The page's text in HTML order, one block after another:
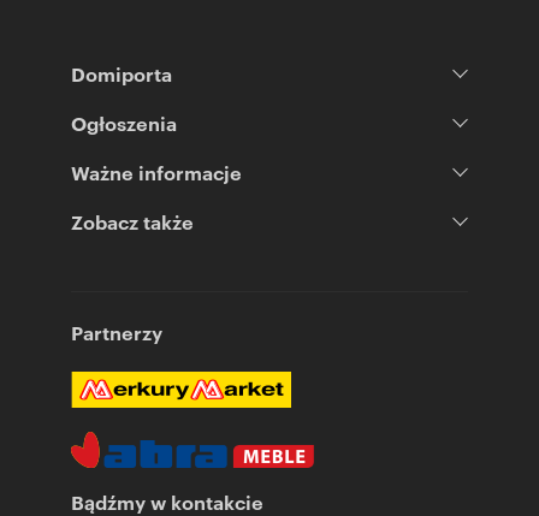
Domiporta
Ogłoszenia
Ważne informacje
Zobacz także
Partnerzy
Bądźmy w kontakcie